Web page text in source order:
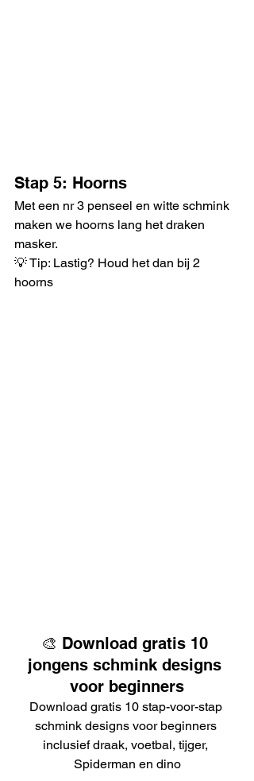
Stap 5: Hoorns
Met een nr 3 penseel en witte schmink
maken we hoorns lang het draken
masker.
💡 Tip: Lastig? Houd het dan bij 2
hoorns
🎨 Download gratis 10
jongens schmink designs
voor beginners
Download gratis 10 stap-voor-stap
schmink designs voor beginners
inclusief draak, voetbal, tijger,
Spiderman en dino